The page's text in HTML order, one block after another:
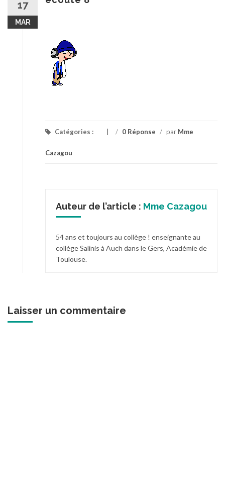
17
MAR
Catégories : / 0 Réponse / par Mme
Cazagou
Auteur de l’article : Mme Cazagou
54 ans et toujours au collège ! enseignante au
collège Salinis à Auch dans le Gers, Académie de
Toulouse.
Laisser un commentaire